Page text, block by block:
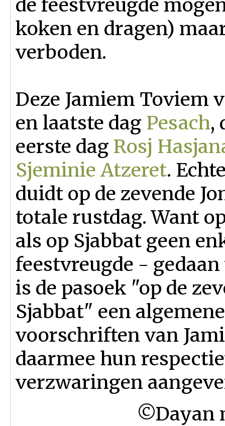
de feestvreugde
koken en dragen)
verboden.
Deze Jamiem Toviem
en laatste dag Pesach,
eerste dag Rosj
Sjeminie Atzeret.
duidt op de zevende
totale rustdag. Want
als op Sjabbat geen
feestvreugde -
is de pasoek "op de
Sjabbat" een
voorschriften van
daarmee hun
verzwaringen
©Dayan